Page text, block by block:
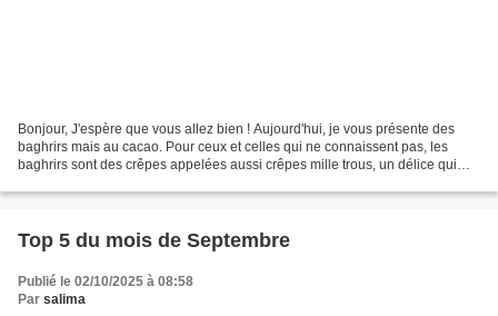
Bonjour, J'espère que vous allez bien ! Aujourd'hui, je vous présente des
baghrirs mais au cacao. Pour ceux et celles qui ne connaissent pas, les
baghrirs sont des crêpes appelées aussi crêpes mille trous, un délice qui
Top 5 du mois de Septembre
Publié le 02/10/2025 à 08:58
Par salima